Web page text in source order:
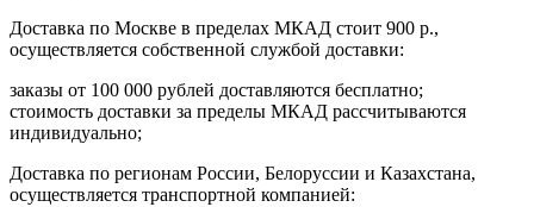
Доставка по Москве в пределах МКАД стоит 900 р.,
осуществляется собственной службой доставки:
заказы от 100 000 рублей доставляются бесплатно;
cтоимость доставки за пределы МКАД рассчитываются
индивидуально;
Доставка по регионам России, Белоруссии и Казахстана,
осуществляется транспортной компанией: